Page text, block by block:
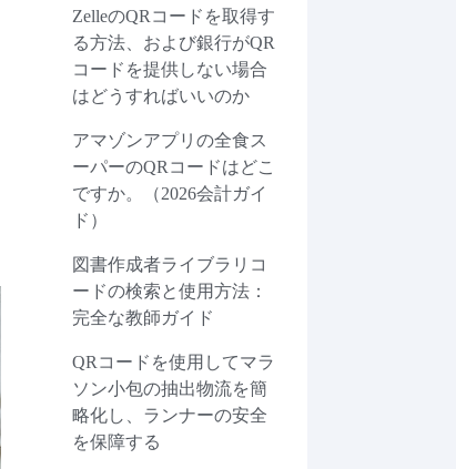
ZelleのQRコードを取得す
る方法、および銀行がQR
コードを提供しない場合
はどうすればいいのか
アマゾンアプリの全食ス
ーパーのQRコードはどこ
ですか。（2026会計ガイ
ド）
図書作成者ライブラリコ
ードの検索と使用方法：
完全な教師ガイド
QRコードを使用してマラ
ソン小包の抽出物流を簡
略化し、ランナーの安全
を保障する